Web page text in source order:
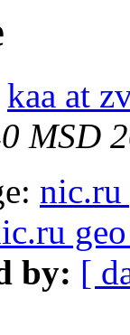
kaa at
MSD
nic.ru
geo
by: [